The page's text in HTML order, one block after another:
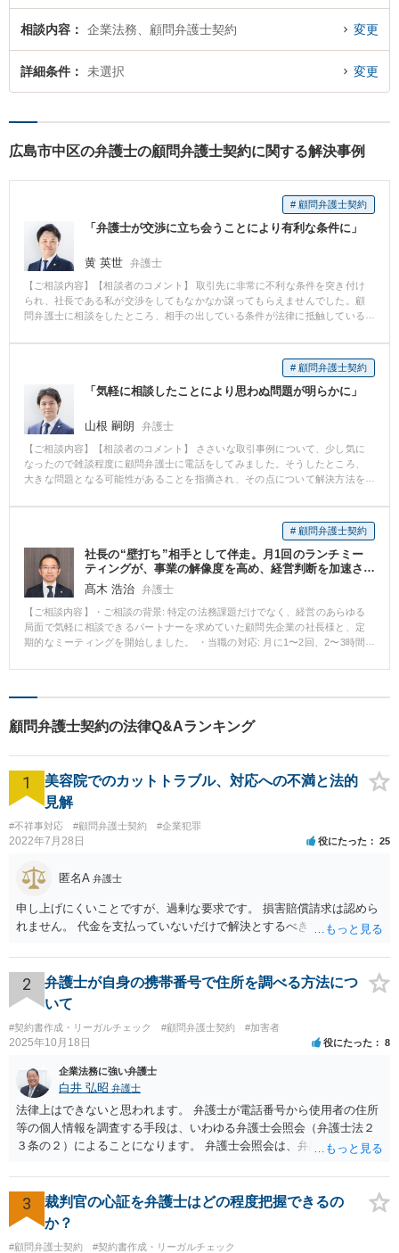
相談内容 企業法務、顧問弁護士契約 変更
詳細条件 未選択 変更
広島市中区の弁護士の顧問弁護士契約に関する解決事例
# 顧問弁護士契約
「弁護士が交渉に立ち会うことにより有利な条件に」
黄 英世 弁護士
【ご相談内容】【相談者のコメント】 取引先に非常に不利な条件を突き付け
られ、社長である私が交渉をしてもなかなか譲ってもらえませんでした。顧
問弁護士に相談をしたところ、相手の出している条件が法律に抵触している
た。そうしたところ、後日、取引先から大幅に譲歩した案が出され、無事取
引を行うことができました。 【弁護士のコメント】 会社経営をしていると、
しばしば不利な条件を提示されることがあります。 取引先との交渉は条件も
さることながらスピードが重視されることがあります。 顧問契約をすること
により、社長と取引先に同行し交渉を行わせていただきます。
# 顧問弁護士契約
「気軽に相談したことにより思わぬ問題が明らかに」
山根 嗣朗 弁護士
【ご相談内容】【相談者のコメント】 ささいな取引事例について、少し気に
なったので雑談程度に顧問弁護士に電話をしてみました。そうしたところ、
大きな問題となる可能性があることを指摘され、その点について解決方法を
た。 【弁護士のコメント】 普段何気なく交わす取引書類にも、遠回しな言い
方で会社の不利益になる文章が入っている場合などがあります。 未然にリス
クヘッジするためにもすぐに相談できる弁護士の存在は大きいと思います。
# 顧問弁護士契約
社長の“壁打ち”相手として伴走。月1回のランチミー
ティングが、事業の解像度を高め、経営判断を加速さ
せた事例
髙木 浩治 弁護士
【ご相談内容】・ご相談の背景: 特定の法務課題だけでなく、経営のあらゆる
局面で気軽に相談できるパートナーを求めていた顧問先企業の社長様と、定
期的なミーティングを開始しました。 ・当職の対応: 月に1〜2回、2〜3時間
なる時事ネタ、社内問題まで、あらゆることを話せる「壁打ち」の場です。
の問い合わせを行い、即座に回答することも。コロナ禍で社長が不安を吐露
された際には、何時間も話をお聞きし、「将来、この時のことを冗談で話せ
した。 漠然としたアイデアが、法的リスクを織り込んだ具体的なスキームへ
と磨かれ、スピーディかつ的確な経営判断に直結。 問題発生後の対応だけで
なく、構想段階から伴走することで、真の「予防法務」と「攻めの法務」を
実現しています。
顧問弁護士契約の法律Q&Aランキング
1
美容院でのカットトラブル、対応への不満と法的
見解
#不祥事対応 #顧問弁護士契約 #企業犯罪
2022年7月28日 役にたった 25
匿名A 弁護士
申し上げにくいことですが、過剰な要求です。 損害賠償請求は認めら
れません。 代金を支払っていないだけで解決とするべきでしょう。
2
弁護士が自身の携帯番号で住所を調べる方法につ
いて
#契約書作成・リーガルチェック #顧問弁護士契約 #加害者
2025年10月18日 役にたった 8
企業法務に強い弁護士
白井 弘昭 弁護士
法律上はできないと思われます。 弁護士が電話番号から使用者の住所
等の個人情報を調査する手段は、いわゆる弁護士会照会（弁護士法２
３条の２）によることになります。 弁護士会照会は、弁護士が事件を
して質問をしてもらう制度で、弁護士会担当委員が当該質問が適正か
どうか、質問をして回答を得られる可能性があるか、などを吟味した
上で、弁護士会名で質問をする制度です。 ですので、照会先もある程
度安心して個人情報を開示しますし、もちろん、断られる場合もあり
3
裁判官の心証を弁護士はどの程度把握できるの
か？
#顧問弁護士契約 #契約書作成・リーガルチェック